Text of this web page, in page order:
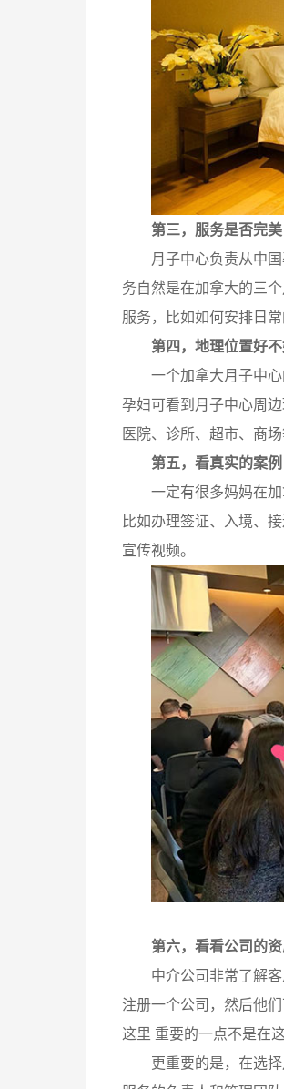
第三，服务是否完美
月子中心负责从中
务自然是在加拿大的三
服务，比如如何安排日
第四，地理位置好
一个加拿大月子中
孕妇可看到月子中心周
医院、诊所、超市、商
第五，看真实的案例
一定有很多妈妈在
比如办理签证、入境、
宣传视频。
第六，看看公司的
中介公司非常了解
注册一个公司，然后他
这里 重要的一点不是在这
更重要的是，在选